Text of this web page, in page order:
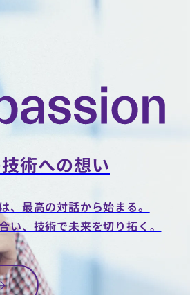
術への想い
、最高の対話から始まる。
い、技術で未来を切り拓く。
AI-DRIVEN
CONSULTING
AI駆動
を使い
こな
テ